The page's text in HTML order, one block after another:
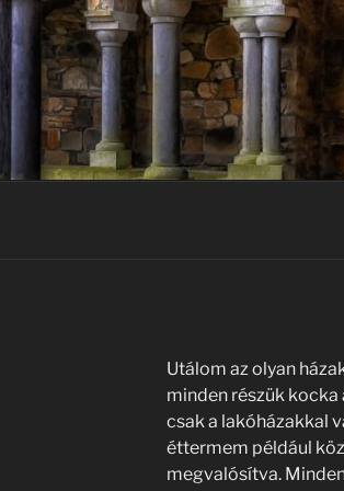
Utálom az olyan
minden részük kocka
csak a lakóházakkal
éttermem például
megvalósítva.